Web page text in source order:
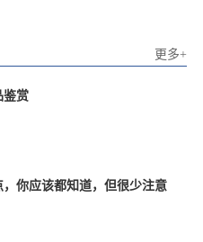
更多+
鉴赏
，你应该都知道，但很少注意